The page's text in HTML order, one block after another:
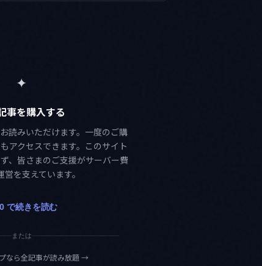
✦
事を購入する
読みいただけます。一度のご購
アクセスできます。このサイト
、皆さまのご支援がサーバー費
営を支えています。
で続きを読む
または
なら全記事が読み放題→